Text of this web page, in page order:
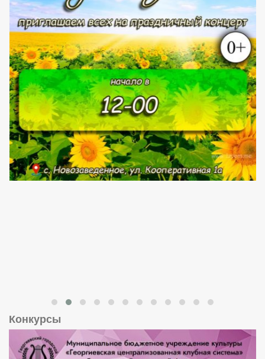
Конкурсы